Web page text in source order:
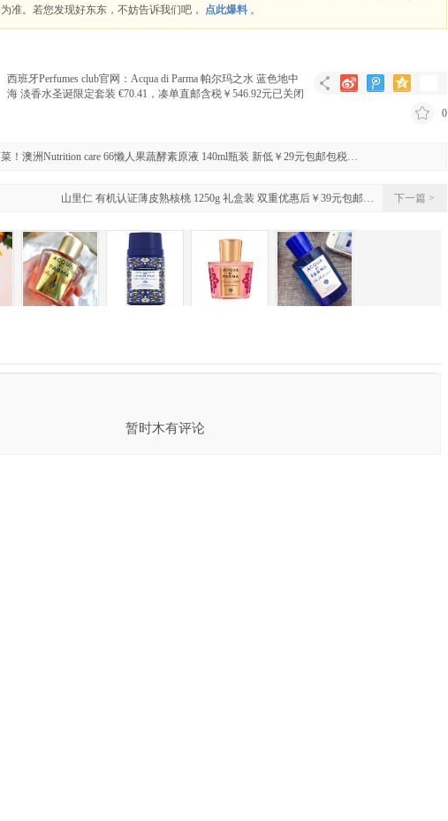
准。若您发现好东东，不妨告诉我们吧，
点此爆料 。
西班牙Perfumes club官网：Acqua di Parma 帕尔玛之水 蓝色地中
海 淡香水圣诞限定套装 €70.41，凑单直邮含税￥546.92元已关闭
0
！澳洲Nutrition care 66懒人果蔬酵素原液 140ml瓶装 新低￥29元包邮包税…
山里仁 有机认证薄皮熟核桃 1250g 礼盒装 双重优惠后￥39元包邮… 下一篇 >
暂时木有评论